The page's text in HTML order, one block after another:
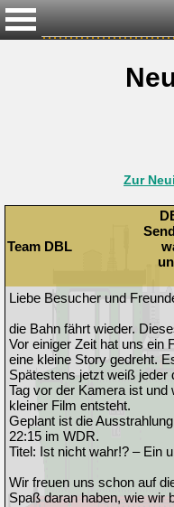
Zur
Team DBL
Liebe Besucher und
die Bahn fährt wieder.
Vor einiger Zeit hat uns ein
eine kleine Story gedreht.
Spätestens jetzt weiß jeder
Tag vor der Kamera ist
kleiner Film entsteht.
Geplant ist die
22:15 im WDR.
Titel: Ist nicht wahr!? – Ein
Wir freuen uns schon auf
Spaß daran haben, wie wir